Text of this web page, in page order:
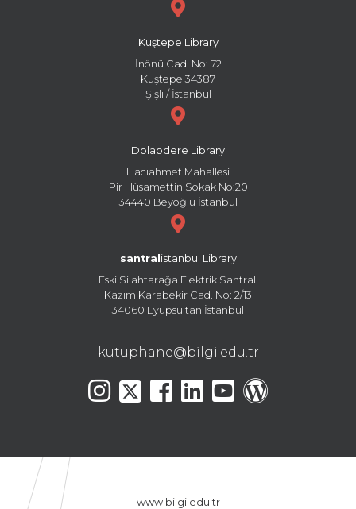
Kuştepe Library
İnönü Cad. No: 72
Kuştepe 34387
Şişli / İstanbul
Dolapdere Library
Hacıahmet Mahallesi
Pir Hüsamettin Sokak No:20
34440 Beyoğlu İstanbul
santral istanbul Library
Eski Silahtarağa Elektrik Santralı
Kazım Karabekir Cad. No: 2/13
34060 Eyüpsultan İstanbul
kutuphane@bilgi.edu.tr
www.bilgi.edu.tr